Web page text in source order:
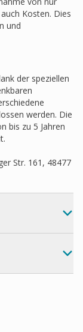
Kosten. Dies
und
der speziellen
werden. Die
bis zu 5 Jahren
Str. 161, 48477